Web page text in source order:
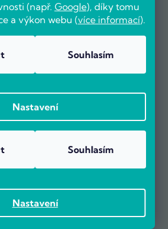
(např. Google), díky tomu
a výkon webu (více informací).
Nastavení
Souhlasím
Nastavení
Souhlasím
na Heureka.cz
z Heureky